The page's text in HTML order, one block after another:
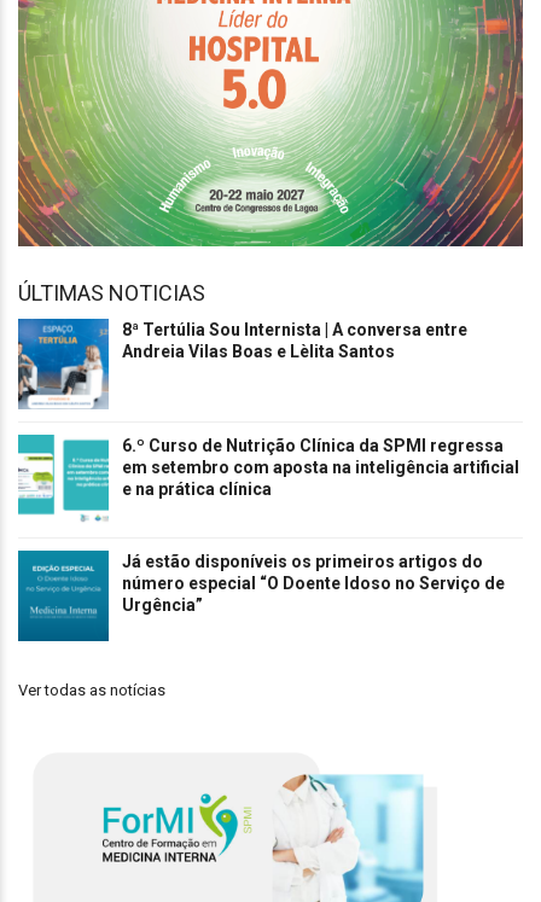
ÚLTIMAS NOTICIAS
8ª Tertúlia Sou Internista | A conversa entre
Andreia Vilas Boas e Lèlita Santos
6.º Curso de Nutrição Clínica da SPMI regressa
em setembro com aposta na inteligência artificial
e na prática clínica
Já estão disponíveis os primeiros artigos do
número especial “O Doente Idoso no Serviço de
Urgência”
Ver todas as notícias